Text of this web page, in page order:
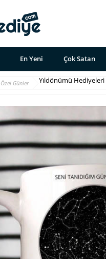
En Yeni Çok Satan
Özel Günler Yıldönümü Hediyeleri